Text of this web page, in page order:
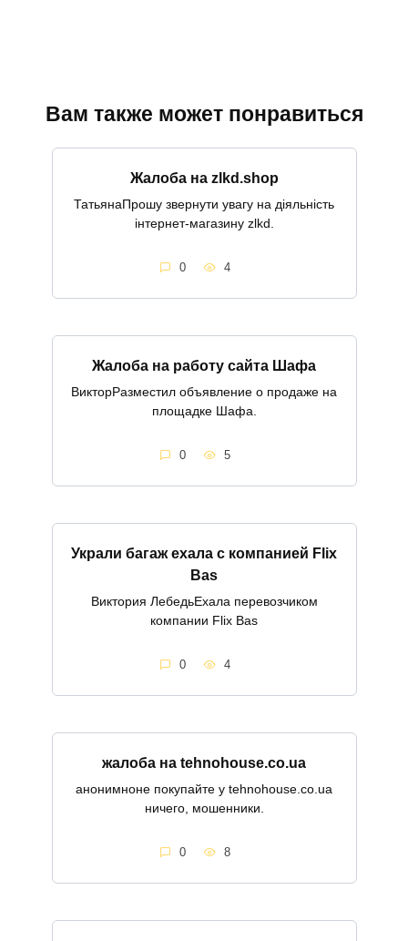
Вам также может понравиться
Жалоба на zlkd.shop
ТатьянаПрошу звернути увагу на діяльність
інтернет-магазину zlkd.
0 4
Жалоба на работу сайта Шафа
ВикторРазместил объявление о продаже на
площадке Шафа.
0 5
Украли багаж ехала с компанией Flix
Bas
Виктория ЛебедьЕхала перевозчиком
компании Flix Bas
0 4
жалоба на tehnohouse.co.ua
анонимноне покупайте у tehnohouse.co.ua
ничего, мошенники.
0 8